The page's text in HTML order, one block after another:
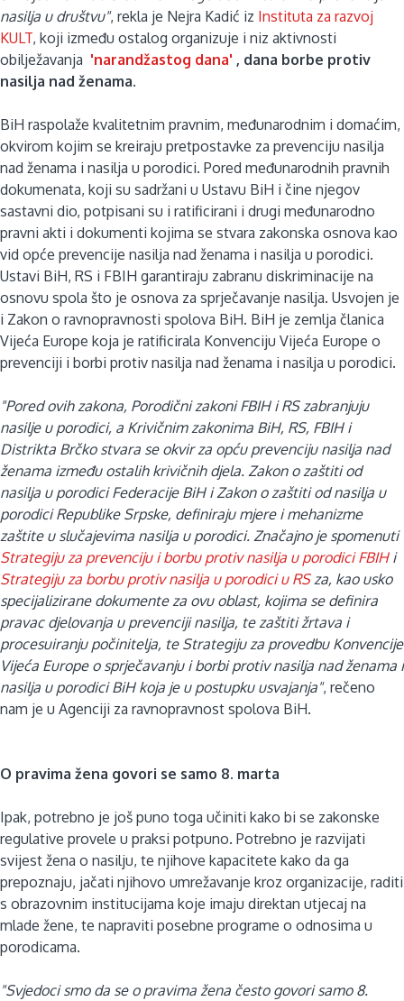
nasilja u društvu", rekla je Nejra Kadić iz Instituta za razvoj
KULT, koji između ostalog organizuje i niz aktivnosti
obilježavanja 'narandžastog dana' , dana borbe protiv
nasilja nad ženama.
BiH raspolaže kvalitetnim pravnim, međunarodnim i domaćim,
okvirom kojim se kreiraju pretpostavke za prevenciju nasilja
nad ženama i nasilja u porodici. Pored međunarodnih pravnih
dokumenata, koji su sadržani u Ustavu BiH i čine njegov
sastavni dio, potpisani su i ratificirani i drugi međunarodno
pravni akti i dokumenti kojima se stvara zakonska osnova kao
vid opće prevencije nasilja nad ženama i nasilja u porodici.
Ustavi BiH, RS i FBIH garantiraju zabranu diskriminacije na
osnovu spola što je osnova za sprječavanje nasilja. Usvojen je
i Zakon o ravnopravnosti spolova BiH. BiH je zemlja članica
Vijeća Europe koja je ratificirala Konvenciju Vijeća Europe o
prevenciji i borbi protiv nasilja nad ženama i nasilja u porodici.
"Pored ovih zakona, Porodični zakoni FBIH i RS zabranjuju
nasilje u porodici, a Krivičnim zakonima BiH, RS, FBIH i
Distrikta Brčko stvara se okvir za opću prevenciju nasilja nad
ženama između ostalih krivičnih djela. Zakon o zaštiti od
nasilja u porodici Federacije BiH i Zakon o zaštiti od nasilja u
porodici Republike Srpske, definiraju mjere i mehanizme
zaštite u slučajevima nasilja u porodici. Značajno je spomenuti
Strategiju za prevenciju i borbu protiv nasilja u porodici FBIHi
Strategiju za borbu protiv nasilja u porodici u RSza, kao usko
specijalizirane dokumente za ovu oblast, kojima se definira
pravac djelovanja u prevenciji nasilja, te zaštiti žrtava i
procesuiranju počinitelja, te Strategiju za provedbu Konvencije
Vijeća Europe o sprječavanju i borbi protiv nasilja nad ženama i
nasilja u porodici BiH koja je u postupku usvajanja", rečeno
nam je u Agenciji za ravnopravnost spolova BiH.
O pravima žena govori se samo 8. marta
Ipak, potrebno je još puno toga učiniti kako bi se zakonske
regulative provele u praksi potpuno. Potrebno je razvijati
svijest žena o nasilju, te njihove kapacitete kako da ga
prepoznaju, jačati njihovo umrežavanje kroz organizacije, raditi
s obrazovnim institucijama koje imaju direktan utjecaj na
mlade žene, te napraviti posebne programe o odnosima u
porodicama.
"Svjedoci smo da se o pravima žena često govori samo 8.